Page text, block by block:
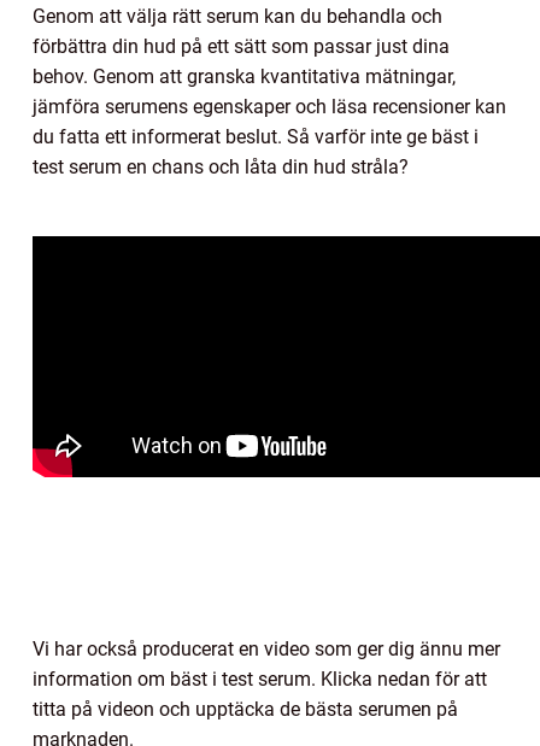
Genom att välja rätt serum kan du behandla och
förbättra din hud på ett sätt som passar just dina
behov. Genom att granska kvantitativa mätningar,
jämföra serumens egenskaper och läsa recensioner kan
du fatta ett informerat beslut. Så varför inte ge bäst i
test serum en chans och låta din hud stråla?
Vi har också producerat en video som ger dig ännu mer
information om bäst i test serum. Klicka nedan för att
titta på videon och upptäcka de bästa serumen på
marknaden.